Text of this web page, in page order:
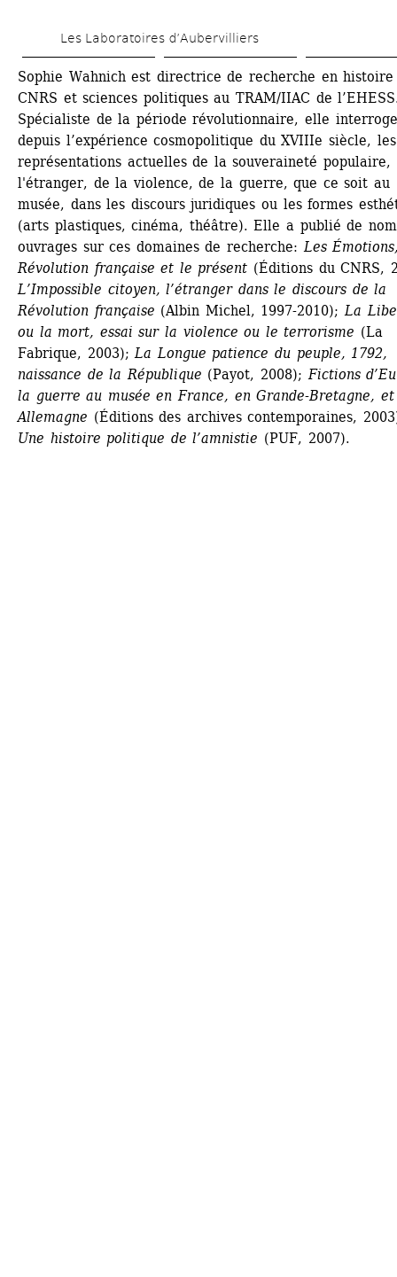
au
contenu
principal
Les Laboratoires d’Aubervilliers
Sophie Wahnich est directrice de recherche en histoire
CNRS et sciences politiques au TRAM/IIAC de
Spécialiste de la période révolutionnaire, elle interroge
depuis l’expérience cosmopolitique du XVIIIe siècle, les
représentations actuelles de la souveraineté populaire,
l'étranger, de la violence, de la guerre, que ce soit au
musée, dans les discours juridiques ou les formes
(arts plastiques, cinéma, théâtre). Elle a publié de
ouvrages sur ces domaines de recherche: Les
Révolution française et le présent (Éditions du CNRS,
L’Impossible citoyen, l’étranger dans le discours de la
Révolution française (Albin Michel, 1997-2010); La
ou la mort, essai sur la violence ou le terrorisme (La
Fabrique, 2003); La Longue patience du peuple, 1792,
naissance de la République (Payot, 2008); Fictions
la guerre au musée en France, en Grande-Bretagne,
Allemagne (Éditions des archives contemporaines,
Une histoire politique de l’amnistie (PUF, 2007).